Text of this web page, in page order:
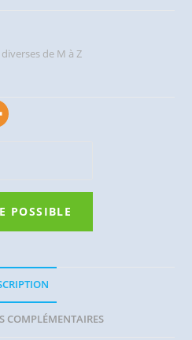
de M à Z
COMPLÉMENTAIRES